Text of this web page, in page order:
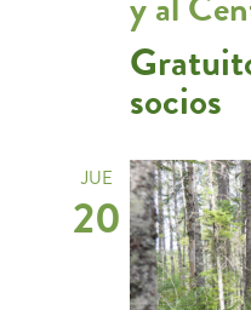
socios
JUE
20